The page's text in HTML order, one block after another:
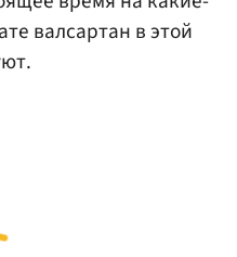
валсартан в этой